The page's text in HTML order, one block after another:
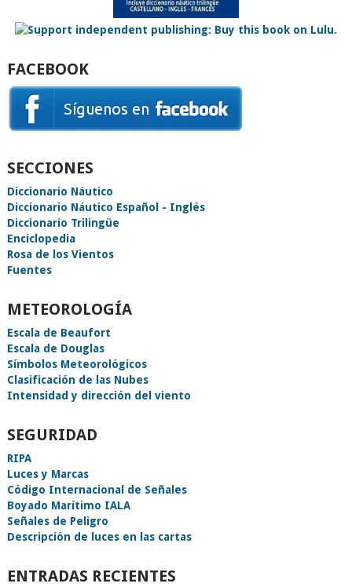
FACEBOOK
SECCIONES
Diccionario Náutico
Diccionario Náutico Español - Inglés
Diccionario Trilingüe
Enciclopedia
Rosa de los Vientos
Fuentes
METEOROLOGÍA
Escala de Beaufort
Escala de Douglas
Símbolos Meteorológicos
Clasificación de las Nubes
Intensidad y dirección del viento
SEGURIDAD
RIPA
Luces y Marcas
Código Internacional de Señales
Boyado Marítimo IALA
Señales de Peligro
Descripción de luces en las cartas
ENTRADAS RECIENTES